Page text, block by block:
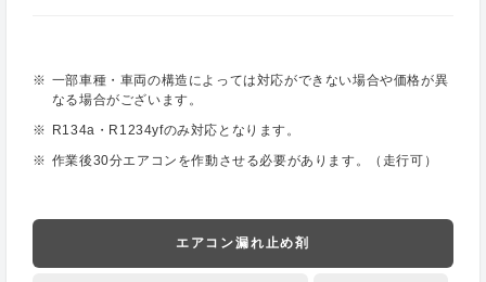
一部車種・車両の構造によっては対応ができない場合や価格が異
なる場合がございます。
R134a・R1234yfのみ対応となります。
作業後30分エアコンを作動させる必要があります。（走行可）
エアコン漏れ止め剤